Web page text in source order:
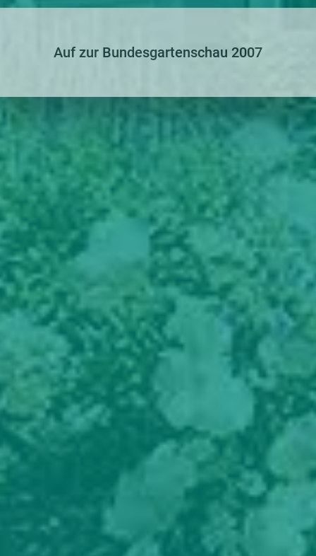
Auf zur Bundesgartenschau 2007